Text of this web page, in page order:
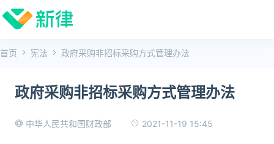
首页 宪法 政府采购非招标采购方式管理办法
政府采购非招标采购方式管理办法
中华人民共和国财政部 2021-11-19 15:45